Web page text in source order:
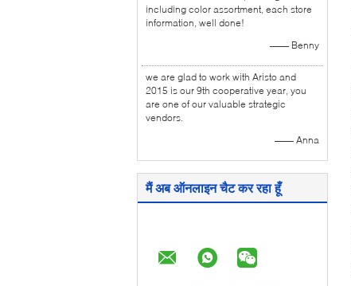
including color assortment, each store
information, well done!
—— Benny
we are glad to work with Aristo and
2015 is our 9th cooperative year, you
are one of our valuable strategic
vendors.
—— Anna
मैं अब ऑनलाइन चैट कर रहा हूँ